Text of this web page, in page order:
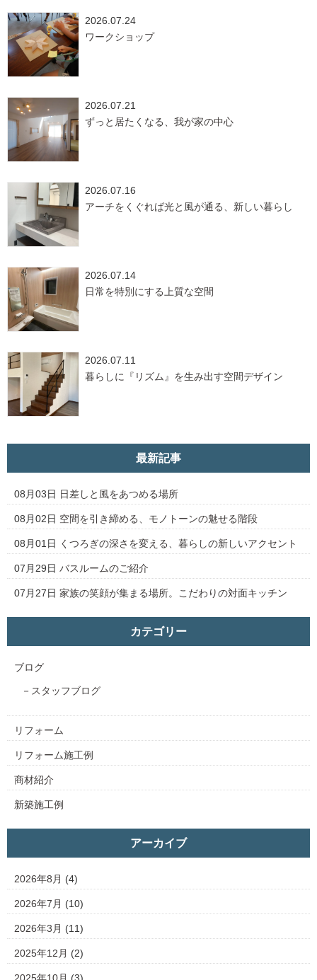
2026.07.24
ワークショップ
2026.07.21
ずっと居たくなる、我が家の中心
2026.07.16
アーチをくぐれば光と風が通る、新しい暮らし
2026.07.14
日常を特別にする上質な空間
2026.07.11
暮らしに『リズム』を生み出す空間デザイン
最新記事
08月03日 日差しと風をあつめる場所
08月02日 空間を引き締める、モノトーンの魅せる階段
08月01日 くつろぎの深さを変える、暮らしの新しいアクセント
07月29日 バスルームのご紹介
07月27日 家族の笑顔が集まる場所。こだわりの対面キッチン
カテゴリー
ブログ
スタッフブログ
リフォーム
リフォーム施工例
商材紹介
新築施工例
アーカイブ
2026年8月 (4)
2026年7月 (10)
2026年3月 (11)
2025年12月 (2)